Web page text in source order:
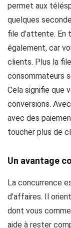
permet aux
quelques
file d’attente. En
également, car
clients. Plus la
consommateurs
Cela signifie que
conversions.
avec des
toucher plus de
Un avantage
La concurrence
d’affaires. Il
dont vous
aide à rester